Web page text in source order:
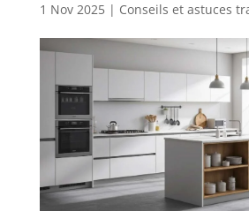
1 Nov 2025| Conseils et astuces